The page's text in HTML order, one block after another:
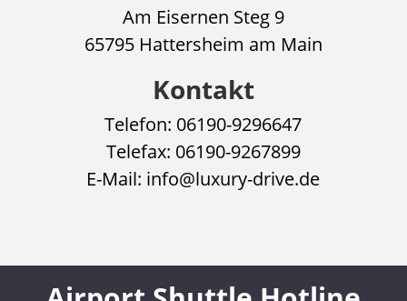
Am Eisernen Steg 9
65795 Hattersheim am Main
Kontakt
Telefon: 06190-9296647
Telefax: 06190-9267899
E-Mail: info@luxury-drive.de